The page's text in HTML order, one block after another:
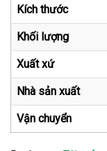
Kích thước
Khối lượng
Xuất xứ
Nhà sản xuất
Vận chuyển